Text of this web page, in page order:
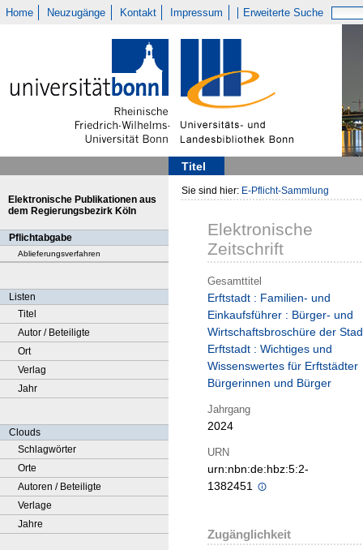
Home Neuzugänge Kontakt Impressum Erweiterte Suche
Titel
Elektronische Publikationen aus
dem Regierungsbezirk Köln
Pflichtabgabe
Ablieferungsverfahren
Listen
Titel
Autor / Beteiligte
Ort
Verlag
Jahr
Clouds
Schlagwörter
Orte
Autoren / Beteiligte
Verlage
Jahre
Sie sind hier: E-Pflicht-Sammlung
Elektronische
Zeitschrift
Gesamttitel
Erftstadt : Familien- und
Einkaufsführer : Bürger- und
Wirtschaftsbroschüre der
Erftstadt : Wichtiges und
Wissenswertes für Erftstädter
Bürgerinnen und Bürger
Jahrgang
2024
URN
urn:nbn:de:hbz:5:2-
1382451
Zugänglichkeit